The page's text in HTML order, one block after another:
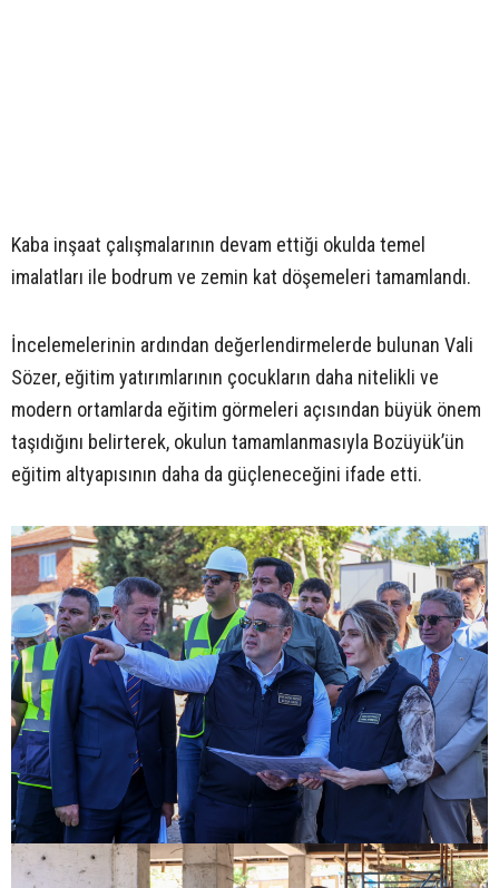
Kaba inşaat çalışmalarının devam ettiği okulda temel
imalatları ile bodrum ve zemin kat döşemeleri tamamlandı.
İncelemelerinin ardından değerlendirmelerde bulunan Vali
Sözer, eğitim yatırımlarının çocukların daha nitelikli ve
modern ortamlarda eğitim görmeleri açısından büyük önem
taşıdığını belirterek, okulun tamamlanmasıyla Bozüyük’ün
eğitim altyapısının daha da güçleneceğini ifade etti.